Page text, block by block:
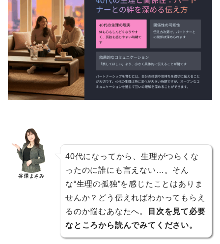
谷澤まさみ
40代になってから、生理がつらくな
ったのに誰にも言えない…。そん
な“生理の孤独”を感じたことはありま
せんか？どう伝えればわかってもらえ
るのか悩むあなたへ。
目次を見て必要
なところから読んでみてください。